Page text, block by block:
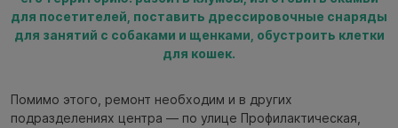
для посетителей, поставить дрессировочные снаряды
для занятий с собаками и щенками, обустроить клетки
для кошек.
Помимо этого, ремонт необходим и в других
подразделениях центра — по улице Профилактическая,